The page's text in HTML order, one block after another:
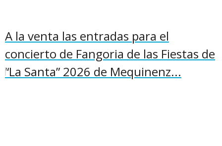
A la venta las entradas para el
concierto de Fangoria de las Fiestas de
“La Santa” 2026 de Mequinenz...